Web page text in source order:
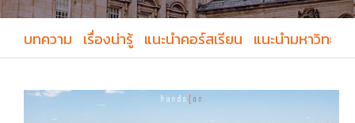
บทความ เรื่องน่ารู้ แนะนำคอร์สเรียน แนะนำมหาวิทยา